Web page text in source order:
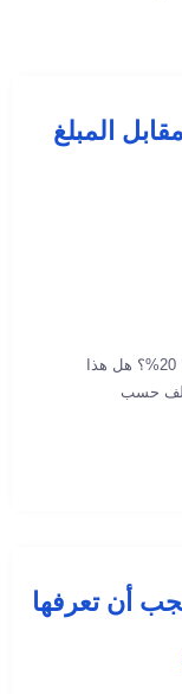
المبلغ
كثير من المؤسسين يترددون:“كم أتنازل؟ 10%؟ 20%؟ هل هذا
حسب
أن تعرفها